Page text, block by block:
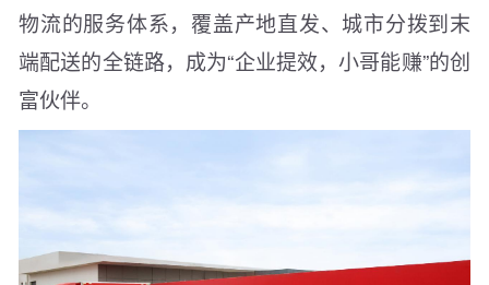
物流的服务体系，覆盖产地直发、城市分拨到末
端配送的全链路，成为“企业提效，小哥能赚”的创
富伙伴。